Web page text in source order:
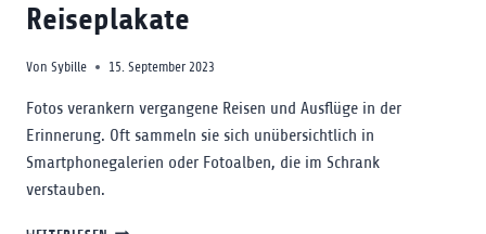
Reiseplakate
Von Sybille 15. September 2023
Fotos verankern vergangene Reisen und Ausflüge in der
Erinnerung. Oft sammeln sie sich unübersichtlich in
Smartphonegalerien oder Fotoalben, die im Schrank
verstauben.
REISEPLAKATE